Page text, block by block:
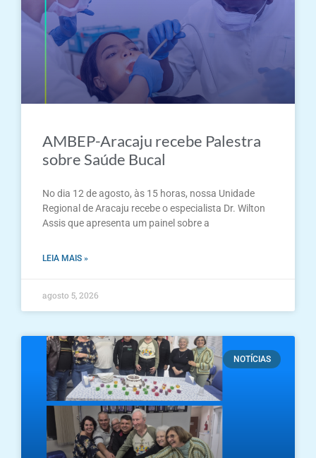
AMBEP-Aracaju recebe Palestra
sobre Saúde Bucal
No dia 12 de agosto, às 15 horas, nossa Unidade
Regional de Aracaju recebe o especialista Dr. Wilton
Assis que apresenta um painel sobre a
LEIA MAIS »
agosto 5, 2026
NOTÍCIAS